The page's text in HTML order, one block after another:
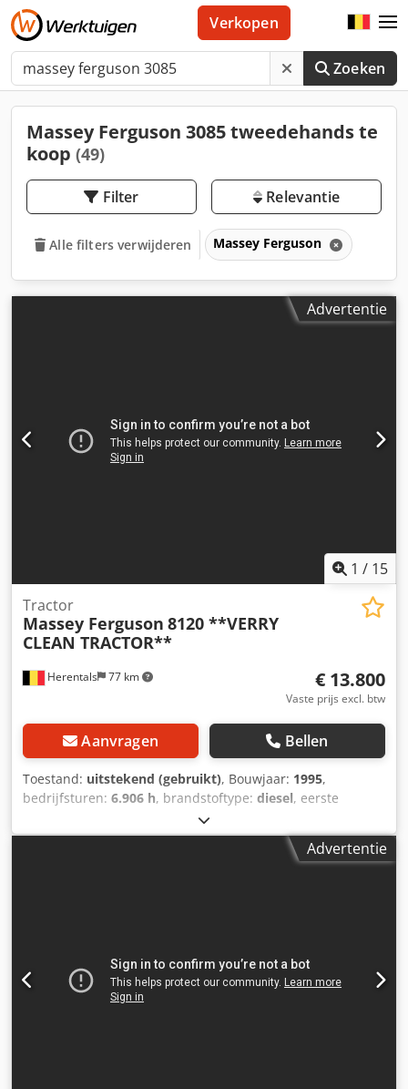
Zoeken
Verkopen
Massey Ferguson 3085 tweedehands te
koop (49)
Filter Relevantie
Alle filters verwijderen Massey Ferguson
Advertentie
1 / 15
Herentals 77 km
Tractor
Massey Ferguson 8120 **VERRY
CLEAN TRACTOR**
€ 13.800
Vaste prijs excl. btw
Aanvragen Bellen
Toestand: uitstekend (gebruikt), Bouwjaar: 1995,
bedrijfsturen: 6.906 h, brandstoftype: diesel, eerste
rood
airconditioning, UITSTEKENDE STAAT Csdpfxozphhre Am
Eorf FRANS REGISTRATIEBEWIJS = Meer informatie =Advertentie